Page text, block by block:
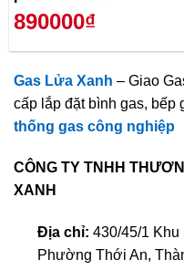
890000₫
Gas Lửa Xanh – Giao
cấp lắp đặt bình gas, bếp
thống gas công nghiệp
CÔNG TY TNHH
XANH
Địa chỉ: 430/45/1
Phường Thới An,